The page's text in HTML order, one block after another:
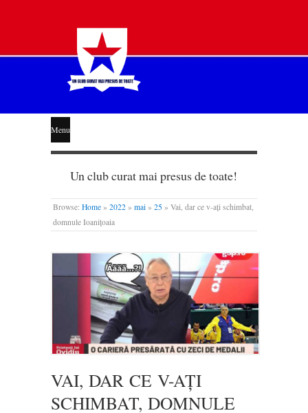
STEAUA
LIBERĂ
Menu
Un club curat mai presus de toate!
Browse: Home » 2022 » mai » 25 » Vai, dar ce v-ați schimbat,
domnule Ioanițoaia
VAI, DAR CE V-AȚI
SCHIMBAT, DOMNULE